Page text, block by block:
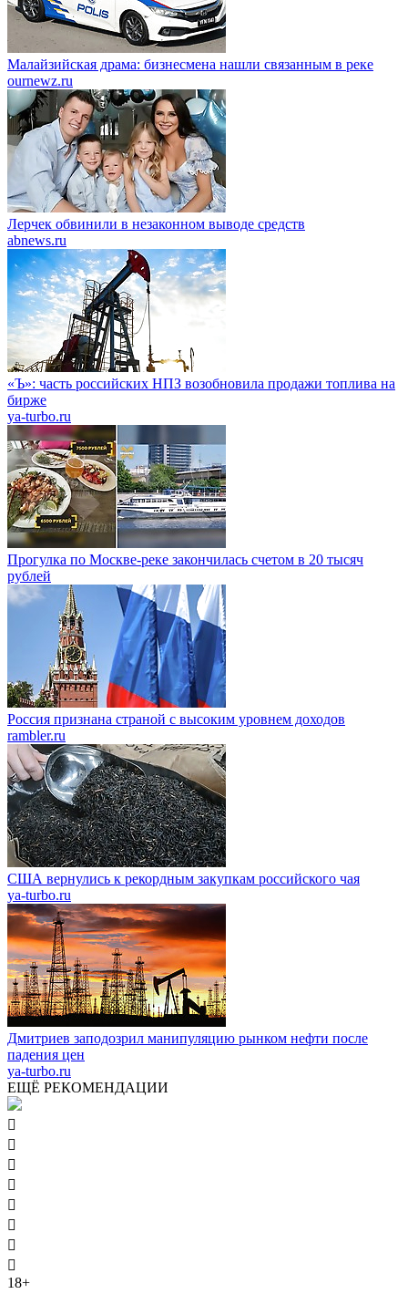
Малайзийская драма: бизнесмена нашли связанным в реке
ournewz.ru
Лерчек обвинили в незаконном выводе средств
abnews.ru
«Ъ»: часть российских НПЗ возобновила продажи топлива на
бирже
ya-turbo.ru
Прогулка по Москве-реке закончилась счетом в 20 тысяч
рублей
Россия признана страной с высоким уровнем доходов
rambler.ru
США вернулись к рекордным закупкам российского чая
ya-turbo.ru
Дмитриев заподозрил манипуляцию рынком нефти после
падения цен
ya-turbo.ru
ЕЩЁ РЕКОМЕНДАЦИИ








18+